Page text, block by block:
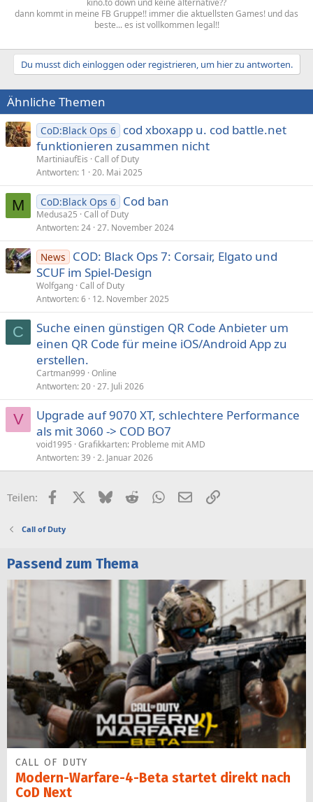
kino.to down und keine alternative??
dann kommt in meine FB Gruppe!! immer die aktuellsten Games! und das
beste... es ist vollkommen legal!!
Du musst dich einloggen oder registrieren, um hier zu antworten.
Ähnliche Themen
CoD:Black Ops 6
cod xboxapp u. cod battle.net
funktionieren zusammen nicht
MartiniaufEis Call of Duty
Antworten 1 20. Mai 2025
M CoD:Black Ops 6 Cod ban
Medusa25 Call of Duty
Antworten 24 27. November 2024
News
COD: Black Ops 7: Corsair, Elgato und
SCUF im Spiel-Design
Wolfgang Call of Duty
Antworten 6 12. November 2025
C
Suche einen günstigen QR Code Anbieter um
einen QR Code für meine iOS/Android App zu
erstellen.
Cartman999 Online
Antworten 20 27. Juli 2026
V
Upgrade auf 9070 XT, schlechtere Performance
als mit 3060 -> COD BO7
void1995 Grafikkarten: Probleme mit AMD
Antworten 39 2. Januar 2026
Teilen: FacebookX (Twitter)
BlueskyRedditWhatsApp
E-MailLink
Call of Duty
Passend zum Thema
CALL OF DUTY
Modern-Warfare-4-Beta startet direkt nach
CoD Next